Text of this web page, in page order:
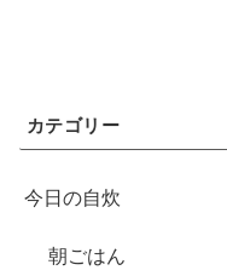
カテゴリー
今日の自炊
朝ごはん